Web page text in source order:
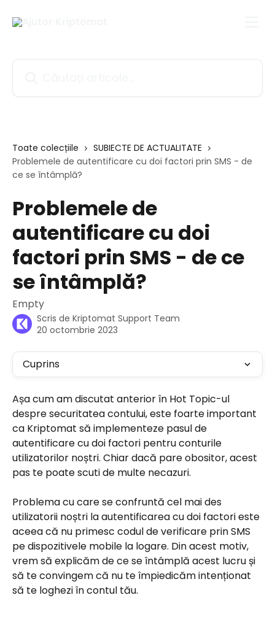
Toate colecțiile
SUBIECTE DE ACTUALITATE
Problemele de autentificare cu doi factori prin SMS - de
ce se întâmplă?
Problemele de
autentificare cu doi
factori prin SMS - de ce
se întâmplă?
Empty
Scris de Kriptomat Support Team
20 octombrie 2023
Cuprins
Așa cum am discutat anterior în Hot Topic-ul
despre securitatea contului, este foarte important
ca Kriptomat să implementeze pasul de
autentificare cu doi factori pentru conturile
utilizatorilor noștri. Chiar dacă pare obositor, acest
pas te poate scuti de multe necazuri.
Problema cu care se confruntă cel mai des
utilizatorii noștri la autentificarea cu doi factori este
aceea că nu primesc codul de verificare prin SMS
pe dispozitivele mobile la logare. Din acest motiv,
vrem să explicăm de ce se întâmplă acest lucru și
să te convingem că nu te împiedicăm intenționat
să te loghezi în contul tău.